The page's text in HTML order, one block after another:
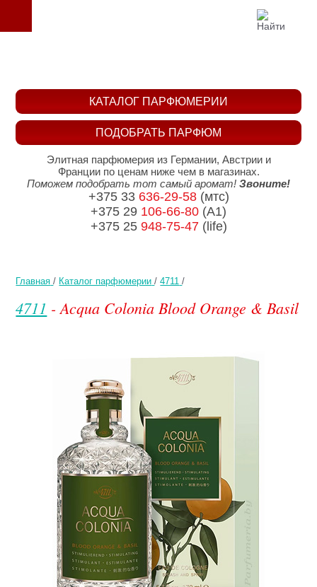
Главная / Каталог парфюмерии /4711 /
4711 - Acqua Colonia Blood Orange & Basil
ПОДОБРАТЬ ПАРФЮМ
КАТАЛОГ ПАРФЮМЕРИИ
Элитная парфюмерия из Германии, Австрии и
Франции по ценам ниже чем в магазинах.
Поможем подобрать тот самый аромат! Звоните!
+375 33 636-29-58(мтс)
+375 29 106-66-80 (A1)
+375 25 948-75-47(life)